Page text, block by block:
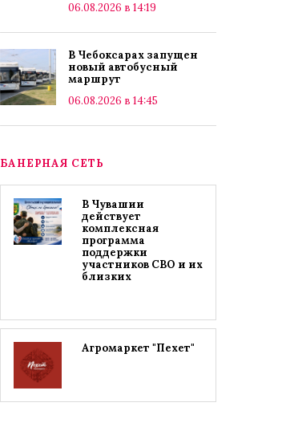
06.08.2026 в 14:19
В Чебоксарах запущен
новый автобусный
маршрут
06.08.2026 в 14:45
БАНЕРНАЯ СЕТЬ
В Чувашии
действует
комплексная
программа
поддержки
участников СВО и их
близких
Агромаркет "Пехет"